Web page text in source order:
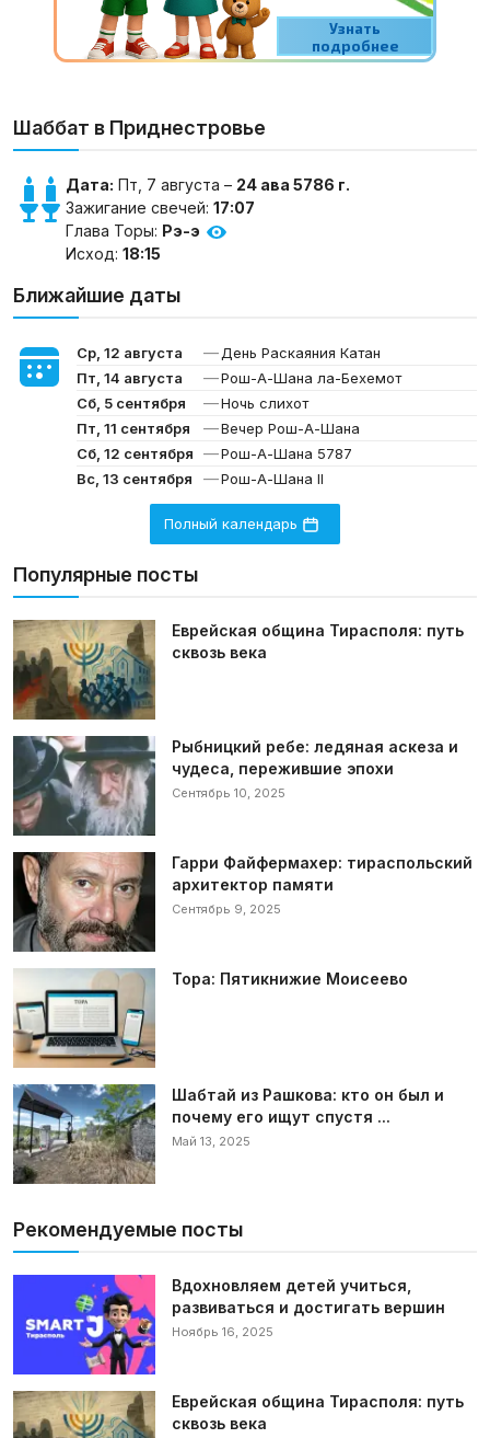
Шаббат в Приднестровье
Дата: Пт, 7 августа – 24 ава 5786 г.
Зажигание свечей: 17:07
Глава Торы: Рэ-э
Исход: 18:15
Ближайшие даты
Ср, 12 августа — День Раскаяния Катан
Пт, 14 августа
—Рош-А-Шана ла-Бехемот
Сб, 5 сентября
—Ночь слихот
Пт, 11 сентября
—Вечер Рош-А-Шана
Сб, 12 сентября
—Рош-А-Шана 5787
Вс, 13 сентября
—Рош-А-Шана II
Полный календарь
Популярные посты
Еврейская община Тирасполя: путь
сквозь века
Рыбницкий ребе: ледяная аскеза и
чудеса, пережившие эпохи
Сентябрь 10, 2025
Гарри Файфермахер: тираспольский
архитектор памяти
Сентябрь 9, 2025
Тора: Пятикнижие Моисеево
Шабтай из Рашкова: кто он был и
почему его ищут спустя ...
Май 13, 2025
Рекомендуемые посты
Вдохновляем детей учиться,
развиваться и достигать вершин
Ноябрь 16, 2025
Еврейская община Тирасполя: путь
сквозь века